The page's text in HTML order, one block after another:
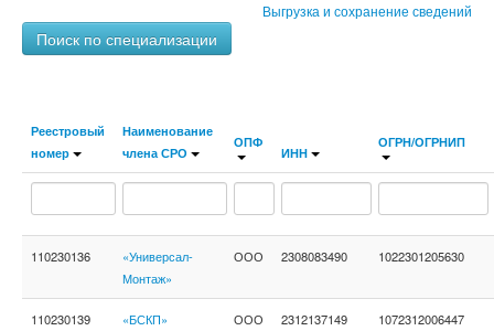
Выгрузка и сохранение сведений
Поиск по специализации
Реестровый
номер
Наименование
члена СРО
ОПФ
ИНН
ОГРН/ОГРНИП
110230136
«Универсал-
Монтаж»
ООО 2308083490 1022301205630
110230139 «БСКП» ООО 2312137149 1072312006447